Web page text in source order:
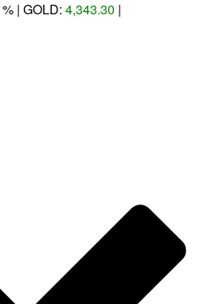
% | GOLD: 4,343.30 |